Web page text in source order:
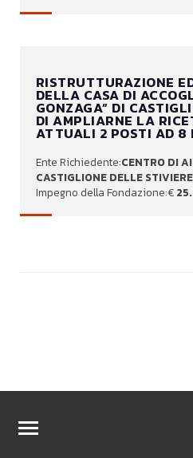
RISTRUTTURAZIONE
DELLA CASA DI
GONZAGA” DI
DI AMPLIARNE LA
ATTUALI 2 POSTI AD 8
CENTRO DI
CASTIGLIONE DELLE STIVIERE